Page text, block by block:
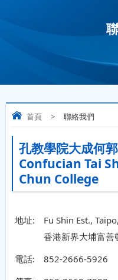
首頁 > 聯絡我們
孔教學院大成何
Confucian Tai
Chun College
地址:
Fu Shin Est.,
香港新界大埔富善
電話:
852-2666-5926